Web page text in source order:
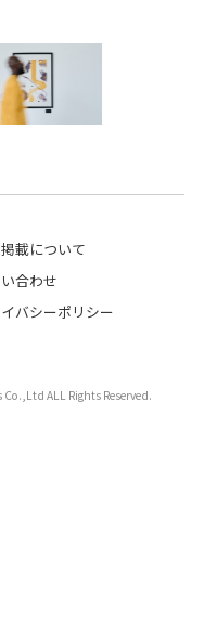
載について
合わせ
バシーポリシー
ALL Rights Reserved.